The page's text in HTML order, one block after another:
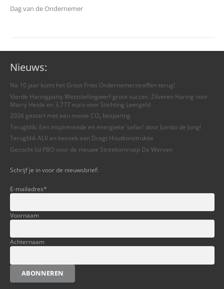
Dag van de Ondernemer
Nieuws:
Na 10 jaar komt het Groot Fries Ondernemerstreffen terug!
Vierde Haringparty Weststellingwerf groot succes: Zilveren Haring voor
Marry Heida en 3.777 euro voor Stichting Leergeld
2026 gestart met een mooie CO₂ besparing
Terugblik: Een inspirerende en energieke ‘safari’ door Jumbo de Jong!
Terugblik ALV en bezoek aan Dragt Houtkonstruktie
Gezocht lid PBO voor de nieuwe Streekomroep De Werven
Schrijf je in voor de nieuwsbrief:
E-mailadres*
Voornaam
Achternaam
ABONNEREN